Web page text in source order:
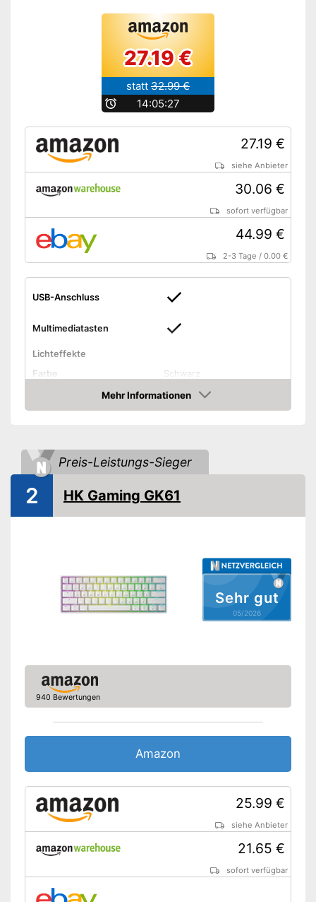
27.19 €
statt 32.99 €
b 14:05:27
27.19 €
siehe Anbieter
30.06 €
sofort verfügbar
44.99 €
2-3 Tage /0.00 €
USB-Anschluss
Multimediatasten
Lichteffekte
Farbe
Schwarz
Gewicht
Amazon Lieferzeit
siehe Anbieter
Mehr Informationen
Amazon
Preis-Leistungs-Sieger
Sehr gut
05/2026
2 HK Gaming GK61
940 Bewertungen
Amazon
25.99 €
siehe Anbieter
21.65 €
sofort verfügbar